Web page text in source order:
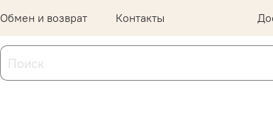
Обмен и возврат Контакты